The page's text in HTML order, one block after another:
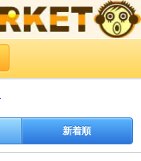
新着順